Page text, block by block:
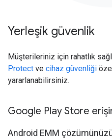
Yerleşik güvenlik
Müşterileriniz için rahatlık
Protect ve cihaz güvenliği
yararlanabilirsiniz.
Google Play Store
Android EMM